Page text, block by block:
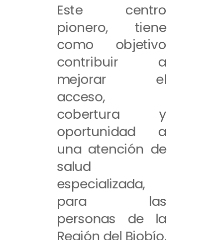
Este centro
pionero, tiene
como objetivo
contribuir a
mejorar el
acceso,
cobertura y
oportunidad a
una atención de
salud
especializada,
para las
personas de la
Región del Biobío,